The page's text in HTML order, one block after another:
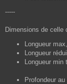
-----
Dimensions de celle
Longueur
Longueur
Longueur
Profondeur